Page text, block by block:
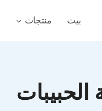
بيت منتجات
الحبيبات